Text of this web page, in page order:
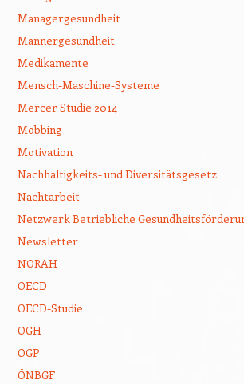
Managergesundheit
Männergesundheit
Medikamente
Mensch-Maschine-Systeme
Mercer Studie 2014
Mobbing
Motivation
Nachhaltigkeits- und Diversitätsgesetz
Nachtarbeit
Netzwerk Betriebliche
Newsletter
NORAH
OECD
OECD-Studie
OGH
ÖGP
ÖNBGF